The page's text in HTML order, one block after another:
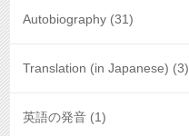
Autobiography (31)
Translation (in Japanese) (3)
英語の発音 (1)